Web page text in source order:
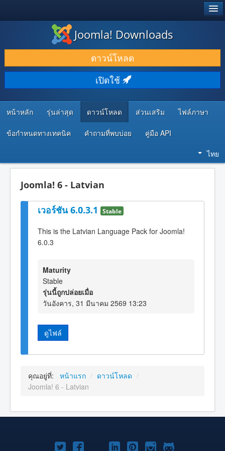
ดาวน์โหลด & ส่วนเสริม
ค้นคว้า & เรียนรู้
ชุมชน & สนับสนุน
ทรัพยากรสำหรับนักพัฒนา
Joomla! Downloads
ดาวน์โหลด
เปิดใช้
หน้าหลัก รุ่นล่าสุด ดาวน์โหลด ส่วนเสริม ไฟล์ภาษา
ข้อกำหนดทางเทคนิค คำถามที่พบบ่อย คู่มือ API
ไทย
Joomla! 6 - Latvian
เวอร์ชัน 6.0.3.1 Stable
This is the Latvian Language Pack for Joomla!
6.0.3
Maturity
Stable
รุ่นนี้ถูกปล่อยเมื่อ
วันอังคาร, 31 มีนาคม 2569 13:23
ดูไฟล์
คุณอยู่ที่: หน้าแรก / ดาวน์โหลด /
Joomla! 6 - Latvian
Joomla!Joomla!Joomla!
Joomla!Joomla!
Joomla!Joomla!